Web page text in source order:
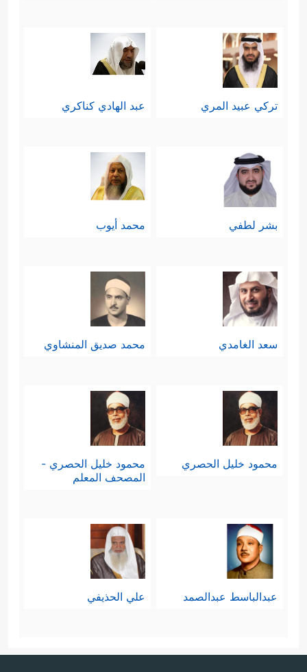
تركي عبيد المري عبد الهادي كناكري
بشر لطفي محمد أيوب
سعد الغامدي محمد صديق المنشاوي
محمود خليل الحصري
محمود خليل الحصري -
المصحف المعلم
عبدالباسط عبدالصمد علي الحذيفي